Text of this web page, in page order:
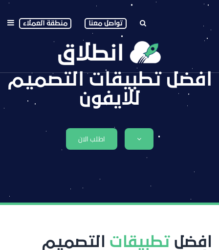
تواصل معنا منطقة العملاء
افضل تطبيقات التصميم
للايفون
اطلب الان
افضلتطبيقات التصميم